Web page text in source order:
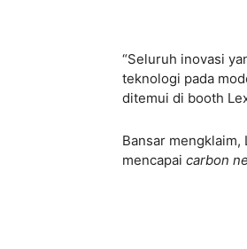
“Seluruh inovasi
teknologi pada
ditemui di booth
Bansar
mencapai carbon